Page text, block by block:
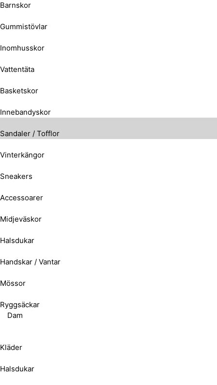
Barnskor
Gummistövlar
Inomhusskor
Vattentäta
Basketskor
Innebandyskor
Sandaler / Tofflor
Vinterkängor
Sneakers
Accessoarer
Midjeväskor
Halsdukar
Handskar / Vantar
Mössor
Ryggsäckar
Dam
Kläder
Halsdukar